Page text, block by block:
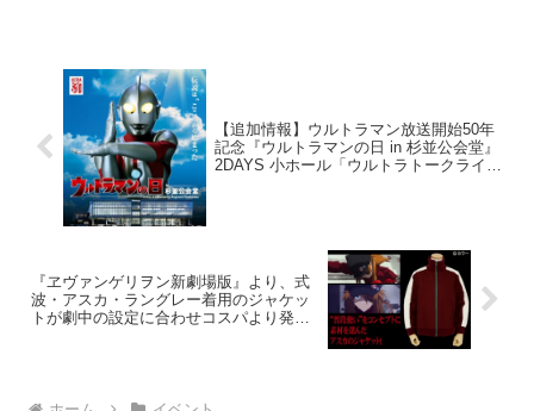
【追加情報】ウルトラマン放送開始50年
記念『ウルトラマンの日 in 杉並公会堂』
2DAYS 小ホール「ウルトラトークライ
『ヱヴァンゲリヲン新劇場版』より、式
波・アスカ・ラングレー着用のジャケッ
トが劇中の設定に合わせコスパより発売